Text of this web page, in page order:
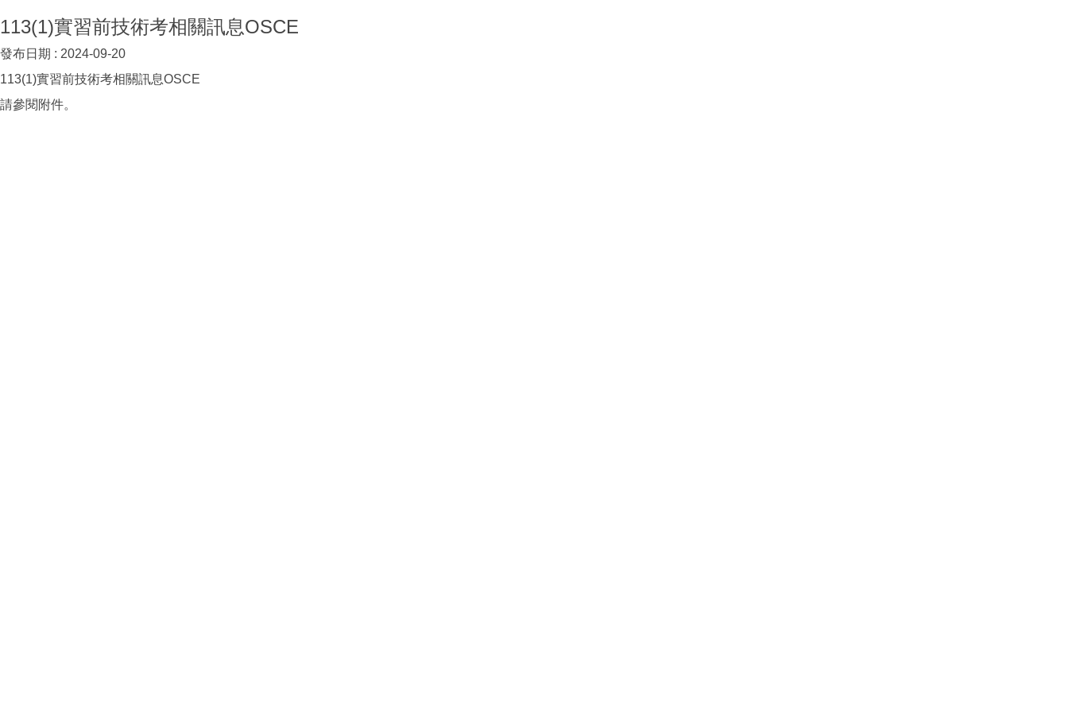
113(1)實習前技術考相關訊息OSCE
發布日期 : 2024-09-20
113(1)實習前技術考相關訊息OSCE
請參閱附件。